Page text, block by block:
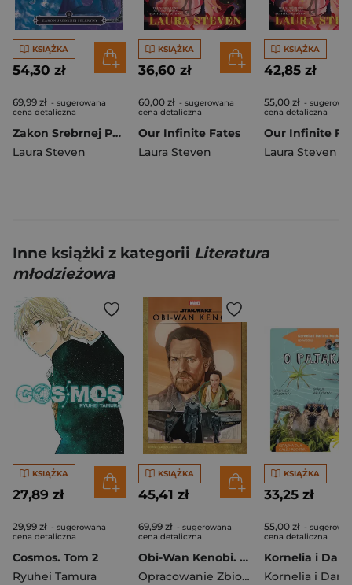
KSIĄŻKA
54,30 zł
69,99 zł - sugerowana
cena detaliczna
Zakon Srebrnej Peleryny. Silvercloak. Tom 1
Laura Steven
KSIĄŻKA
36,60 zł
60,00 zł - sugerowana
cena detaliczna
Our Infinite Fates
Laura Steven
KSIĄŻKA
42,85 zł
55,00 zł -
cena detaliczna
Our Infinite
Laura Steven
Inne książki z kategorii Literatura
młodzieżowa
KSIĄŻKA
27,89 zł
29,99 zł - sugerowana
cena detaliczna
Cosmos. Tom 2
Ryuhei Tamura
KSIĄŻKA
45,41 zł
69,99 zł - sugerowana
cena detaliczna
Obi-Wan Kenobi. Star Wars
Opracowanie Zbiorowe
KSIĄŻKA
33,25 zł
55,00 zł -
cena detaliczna